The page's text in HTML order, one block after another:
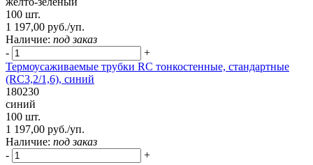
100 шт.
1 197,00 руб./уп.
Наличие: под заказ
-
+
Термоусаживаемые трубки RC тонкостенные, стандартные
(RC3,2/1,6), синий
180230
синий
100 шт.
1 197,00 руб./уп.
Наличие: под заказ
-
+